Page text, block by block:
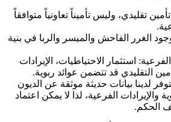
تقليدي، وليس تأميناً تعاونياً متوافقاً
الغرر الفاحش والميسر والربا في بنية
استثمار الاحتياطيات، الإيرادات
التقليدي قد تتضمن عوائد ربوية.
لدينا بيانات حديثة موثقة عن الديون
والإيرادات الفرعية، لذا لا يمكن اعتماد
الحكم.